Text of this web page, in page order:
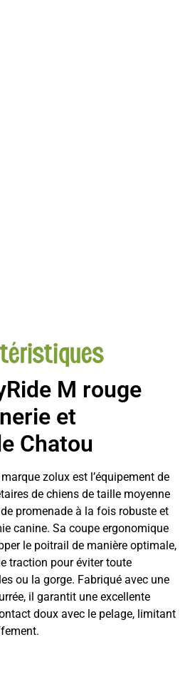
M rouge
et
Chatou
zolux est l’équipement de
de chiens de taille moyenne
promenade à la fois robuste et
canine. Sa coupe ergonomique
le poitrail de manière optimale,
traction pour éviter toute
ou la gorge. Fabriqué avec une
il garantit une excellente
doux avec le pelage, limitant